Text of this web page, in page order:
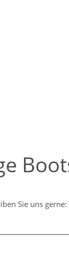
Sie uns gerne: